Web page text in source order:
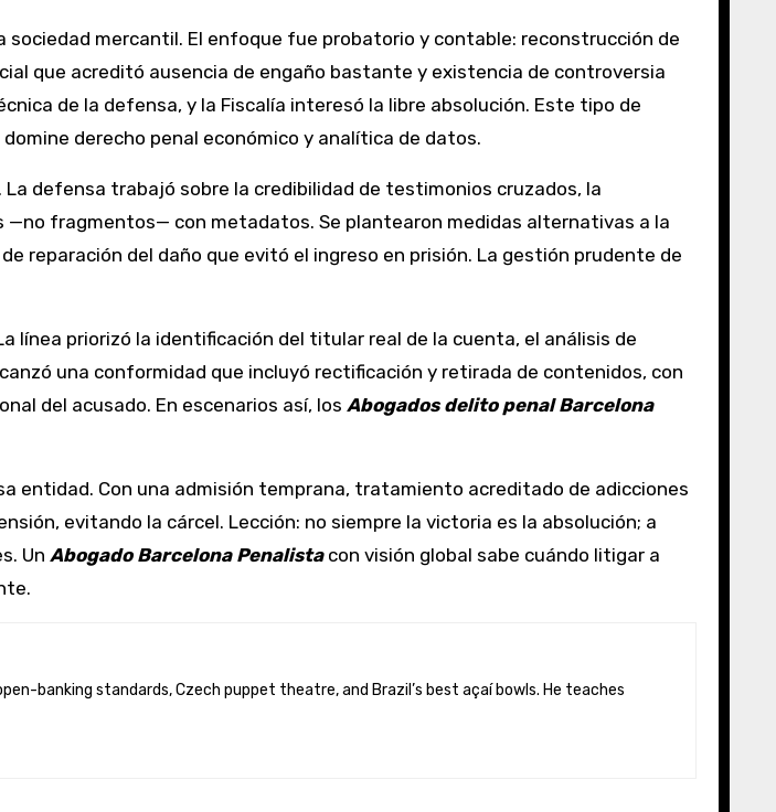
mercantil. El enfoque fue probatorio y contable: reconstrucción de
que acreditó ausencia de engaño bastante y existencia de controversia
de la defensa, y la Fiscalía interesó la libre absolución. Este tipo de
domine derecho penal económico y analítica de datos.
defensa trabajó sobre la credibilidad de testimonios cruzados, la
fragmentos— con metadatos. Se plantearon medidas alternativas a la
reparación del daño que evitó el ingreso en prisión. La gestión prudente de
línea priorizó la identificación del titular real de la cuenta, el análisis de
una conformidad que incluyó rectificación y retirada de contenidos, con
del acusado. En escenarios así, los Abogados delito penal Barcelona
entidad. Con una admisión temprana, tratamiento acreditado de adicciones
evitando la cárcel. Lección: no siempre la victoria es la absolución; a
Un Abogado Barcelona Penalistacon visión global sabe cuándo litigar a